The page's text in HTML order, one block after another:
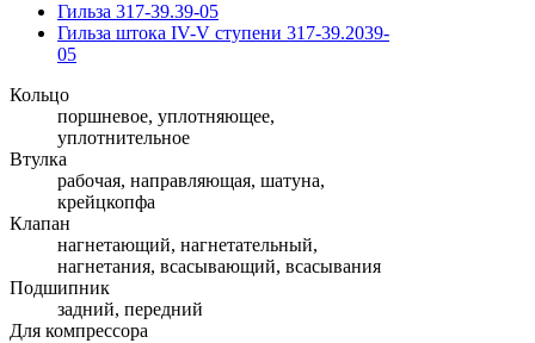
Гильза 317-39.39-05
Гильза штока IV-V ступени 317-39.2039-
05
Кольцо
поршневое, уплотняющее,
уплотнительное
Втулка
рабочая, направляющая, шатуна,
крейцкопфа
Клапан
нагнетающий, нагнетательный,
нагнетания, всасывающий, всасывания
Подшипник
задний, передний
Для компрессора